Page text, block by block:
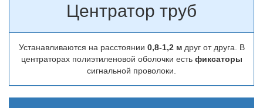
Центратор труб
Устанавливаются на расстоянии 0,8-1,2 м друг от друга. В
центраторах полиэтиленовой оболочки есть фиксаторы
сигнальной проволоки.